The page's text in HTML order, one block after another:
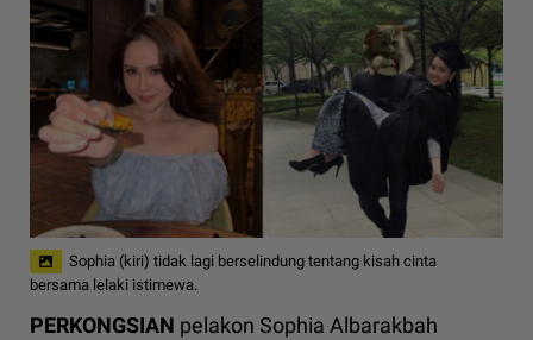
Sophia (kiri) tidak lagi berselindung tentang kisah cinta
bersama lelaki istimewa.
PERKONGSIAN pelakon Sophia Albarakbah